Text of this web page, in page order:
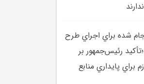
شده براي اجراي طرح
رئيس‌جمهور بر
براي پايداري منابع